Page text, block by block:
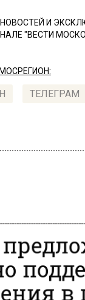
И
"ВЕСТИ
ТЕЛЕГРАМ
в